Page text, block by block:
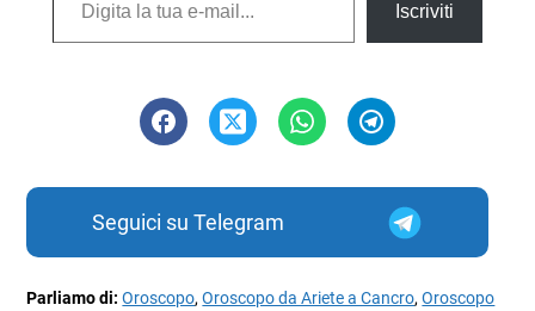
Iscriviti
Seguici su Telegram
Parliamo di:Oroscopo,Oroscopo da Ariete a Cancro,Oroscopo